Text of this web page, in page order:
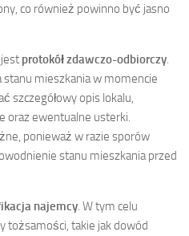
co również powinno być jasno
protokół zdawczo-odbiorczy.
stanu mieszkania w momencie
szczegółowy opis lokalu,
oraz ewentualne usterki.
ponieważ w razie sporów
stanu mieszkania przed
najemcy. W tym celu
tożsamości, takie jak dowód